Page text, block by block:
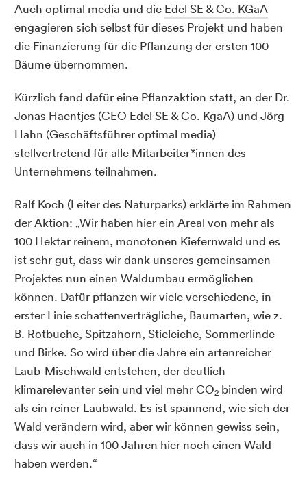
Auch optimal media und die Edel SE & Co. KGaA
engagieren sich selbst für dieses Projekt und haben
die Finanzierung für die Pflanzung der ersten 100
Bäume übernommen.
Kürzlich fand dafür eine Pflanzaktion statt, an der Dr.
Jonas Haentjes (CEO Edel SE & Co. KgaA) und Jörg
Hahn (Geschäftsführer optimal media)
stellvertretend für alle Mitarbeiter*innen des
Unternehmens teilnahmen.
Ralf Koch (Leiter des Naturparks) erklärte im Rahmen
der Aktion: „Wir haben hier ein Areal von mehr als
100 Hektar reinem, monotonen Kiefernwald und es
ist sehr gut, dass wir dank unseres gemeinsamen
Projektes nun einen Waldumbau ermöglichen
können. Dafür pflanzen wir viele verschiedene, in
erster Linie schattenverträgliche, Baumarten, wie z.
B. Rotbuche, Spitzahorn, Stieleiche, Sommerlinde
und Birke. So wird über die Jahre ein artenreicher
Laub-Mischwald entstehen, der deutlich
klimarelevanter sein und viel mehr CO2 binden wird
als ein reiner Laubwald. Es ist spannend, wie sich der
Wald verändern wird, aber wir können gewiss sein,
dass wir auch in 100 Jahren hier noch einen Wald
haben werden.“